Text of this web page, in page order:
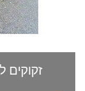
זקוקים